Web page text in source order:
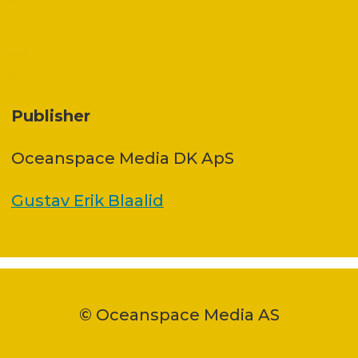
Publisher
Oceanspace Media DK ApS
Gustav Erik Blaalid
© Oceanspace Media AS